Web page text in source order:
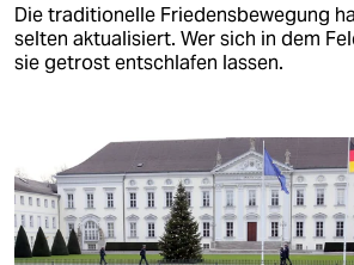
Die traditionelle Friedensbewegung
selten aktualisiert. Wer sich in dem
sie getrost entschlafen lassen.